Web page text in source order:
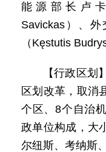
能源部长卢
Savickas）、
（Kęstutis
【行政区划
区划改革，取消
个区、8个自治
政单位构成，大
尔纽斯、考纳斯